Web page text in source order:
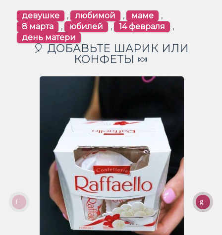
девушке , любимой , маме
,
8 марта
, юбилей , 14 февраля
,
день матери
🎈 ДОБАВЬТЕ ШАРИК ИЛИ
КОНФЕТЫ 🍬